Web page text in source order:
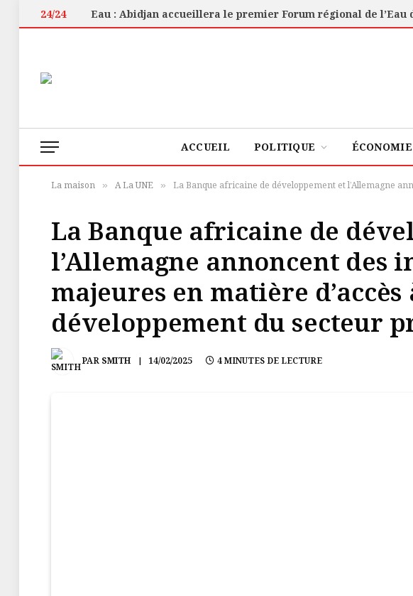
24/24
ACCUEIL POLITIQUE ÉCONOMIE
La maison » A La UNE » La Banque africaine de développement et l’Allemagne
La Banque africaine de
l’Allemagne annoncent des
majeures en matière d’accès
développement du secteur
PAR SMITH 14/02/2025 4 MINUTES DE LECTURE